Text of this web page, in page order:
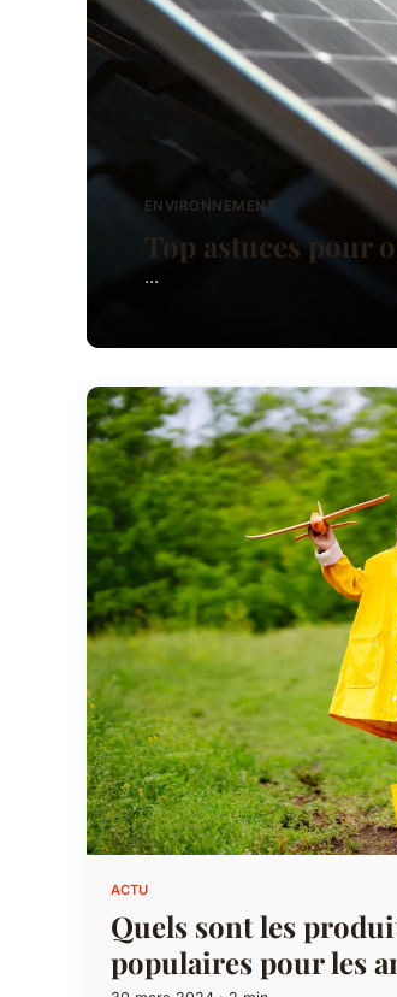
ENVIRONNEMENT
Top astuces pour
...
ACTU
Quels sont les
populaires pour les